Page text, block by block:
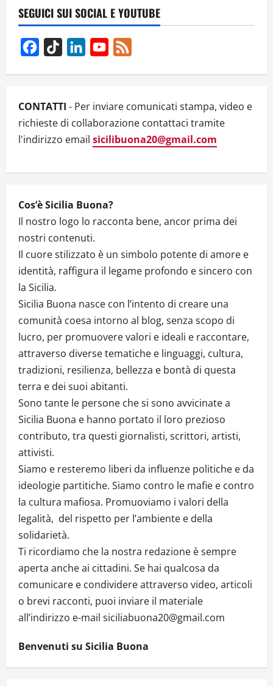
i
g
a
t
i
n
SEGUICI SUI SOCIAL E YOUTUBE
Facebook
TikTok LinkedInYouTube
CONTATTI - Per inviare comunicati stampa, video e
richieste di collaborazione contattaci tramite
l'indirizzo email sicilibuona20@gmail.com
Cos’è Sicilia Buona?
Il nostro logo lo racconta bene, ancor prima dei
nostri contenuti.
Il cuore stilizzato è un simbolo potente di amore e
identità, raffigura il legame profondo e sincero con
la Sicilia.
Sicilia Buona nasce con l’intento di creare una
comunità coesa intorno al blog, senza scopo di
lucro, per promuovere valori e ideali e raccontare,
attraverso diverse tematiche e linguaggi, cultura,
tradizioni, resilienza, bellezza e bontà di questa
terra e dei suoi abitanti.
Sono tante le persone che si sono avvicinate a
Sicilia Buona e hanno portato il loro prezioso
contributo, tra questi giornalisti, scrittori, artisti,
attivisti.
Siamo e resteremo liberi da influenze politiche e da
ideologie partitiche. Siamo contro le mafie e contro
la cultura mafiosa. Promuoviamo i valori della
legalità, del rispetto per l’ambiente e della
solidarietà.
Ti ricordiamo che la nostra redazione è sempre
aperta anche ai cittadini. Se hai qualcosa da
comunicare e condividere attraverso video, articoli
o brevi racconti, puoi inviare il materiale
all’indirizzo e-mail siciliabuona20@gmail.com
Benvenuti su Sicilia Buona